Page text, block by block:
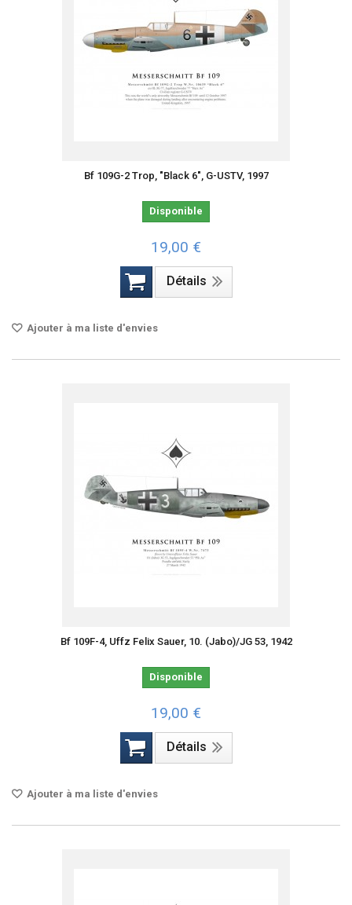
Bf 109G-2 Trop, "Black 6", G-USTV, 1997
Disponible
19,00 €
Détails
Ajouter à ma liste d'envies
Bf 109F-4, Uffz Felix Sauer, 10. (Jabo)/JG 53, 1942
Disponible
19,00 €
Détails
Ajouter à ma liste d'envies